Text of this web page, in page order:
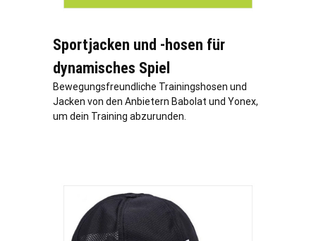
Sportjacken und -hosen für
dynamisches Spiel
Bewegungsfreundliche Trainingshosen und
Jacken von den Anbietern Babolat und Yonex,
um dein Training abzurunden.